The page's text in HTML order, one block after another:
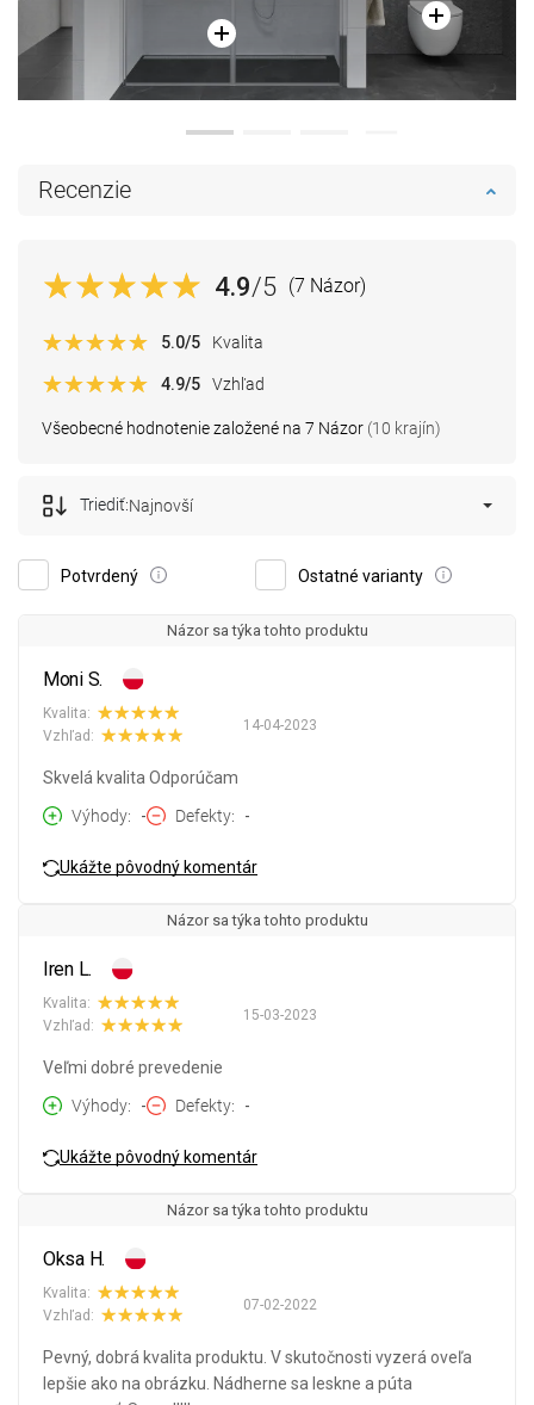
Recenzie
4.9/5 (7 Názor)
Všeobecné hodnotenie založené na 7 Názor (10 krajín)
5.0/5 Kvalita
4.9/5 Vzhľad
Potvrdený Ostatné varianty
Triediť:Najnovší
Názor sa týka tohto produktu
Moni S.
14-04-2023
Kvalita:
Vzhľad:
Skvelá kvalita Odporúčam
Výhody
- Defekty -
Ukážte pôvodný komentár
Názor sa týka tohto produktu
Iren L.
15-03-2023
Kvalita:
Vzhľad:
Veľmi dobré prevedenie
Výhody
- Defekty -
Ukážte pôvodný komentár
Názor sa týka tohto produktu
Oksa H.
07-02-2022
Kvalita:
Vzhľad:
Pevný, dobrá kvalita produktu. V skutočnosti vyzerá oveľa
lepšie ako na obrázku. Nádherne sa leskne a púta